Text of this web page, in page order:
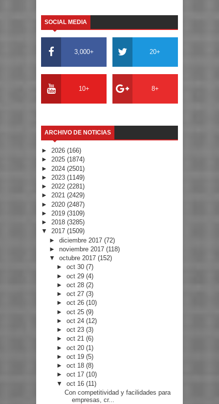
SOCIAL MEDIA
3,000+ 20+
10+ 8+
ARCHIVO DE NOTICIAS
► 2026 (166)
► 2025 (1874)
► 2024 (2501)
► 2023 (1149)
► 2022 (2281)
► 2021 (2429)
► 2020 (2487)
► 2019 (3109)
► 2018 (3285)
▼ 2017 (1509)
► diciembre 2017 (72)
► noviembre 2017 (118)
▼ octubre 2017 (152)
►oct 30(7)
►oct 29(4)
►oct 28(2)
►oct 27(3)
►oct 26(10)
►oct 25(9)
►oct 24(12)
►oct 23(3)
►oct 21(6)
►oct 20(1)
►oct 19(5)
►oct 18(8)
►oct 17(10)
▼oct 16(11)
Con competitividad y facilidades para
empresas, cr...